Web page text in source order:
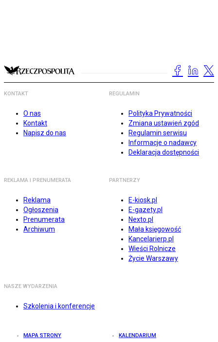
KONTAKT
O nas
Kontakt
Napisz do nas
REGULAMIN
Polityka Prywatności
Zmiana ustawień zgód
Regulamin serwisu
Informacje o nadawcy
Deklaracja dostępności
REKLAMA I PRENUMERATA
Reklama
Ogłoszenia
Prenumerata
Archiwum
PARTNERZY
E-kiosk.pl
E-gazety.pl
Nexto.pl
Mała księgowość
Kancelarierp.pl
Wieści Rolnicze
Życie Warszawy
NASZE WYDARZENIA
Szkolenia i konferencje
MAPA STRONY KALENDARIUM